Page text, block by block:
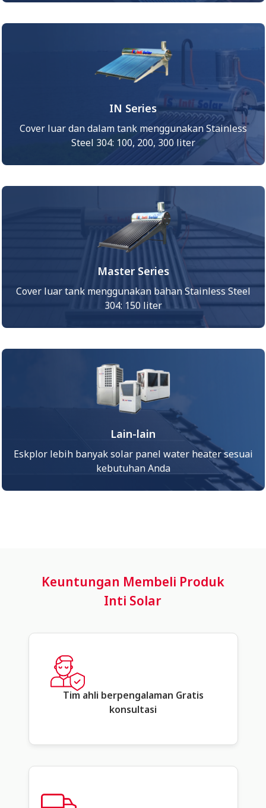
IN Series
Cover luar dan dalam tank menggunakan Stainless
Steel 304: 100, 200, 300 liter
Master Series
Cover luar tank menggunakan bahan Stainless Steel
304: 150 liter
Lain-lain
Eskplor lebih banyak solar panel water heater sesuai
kebutuhan Anda
Keuntungan Membeli Produk
Inti Solar
Tim ahli berpengalaman Gratis
konsultasi